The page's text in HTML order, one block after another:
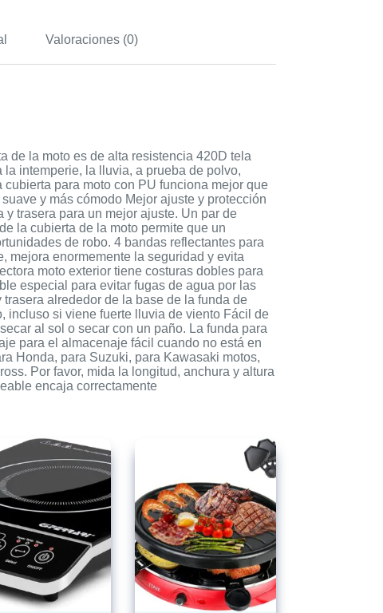
Valoraciones (0)
de la moto es de alta resistencia 420D tela
intemperie, la lluvia, a prueba de polvo,
para moto con PU funciona mejor que
y más cómodo Mejor ajuste y protección
trasera para un mejor ajuste. Un par de
la cubierta de la moto permite que un
de robo. 4 bandas reflectantes para
mejora enormemente la seguridad y evita
moto exterior tiene costuras dobles para
especial para evitar fugas de agua por las
alrededor de la base de la funda de
incluso si viene fuerte lluvia de viento Fácil de
al sol o secar con un paño. La funda para
para el almacenaje fácil cuando no está en
Honda, para Suzuki, para Kawasaki motos,
Por favor, mida la longitud, anchura y altura
encaja correctamente